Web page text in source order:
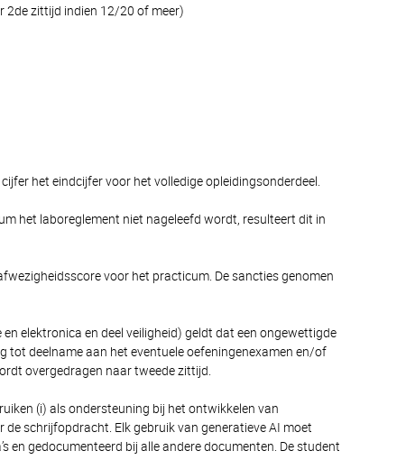
2de zittijd indien 12/20 of meer)
het eindcijfer voor het volledige opleidingsonderdeel.
het laboreglement niet nageleefd wordt, resulteert dit in
voor het practicum. De sancties genomen
elektronica en deel veiligheid) geldt dat een ongewettigde
tot deelname aan het eventuele oefeningenexamen en/of
overgedragen naar tweede zittijd.
(i) als ondersteuning bij het ontwikkelen van
schrijfopdracht. Elk gebruik van generatieve AI moet
en gedocumenteerd bij alle andere documenten. De student